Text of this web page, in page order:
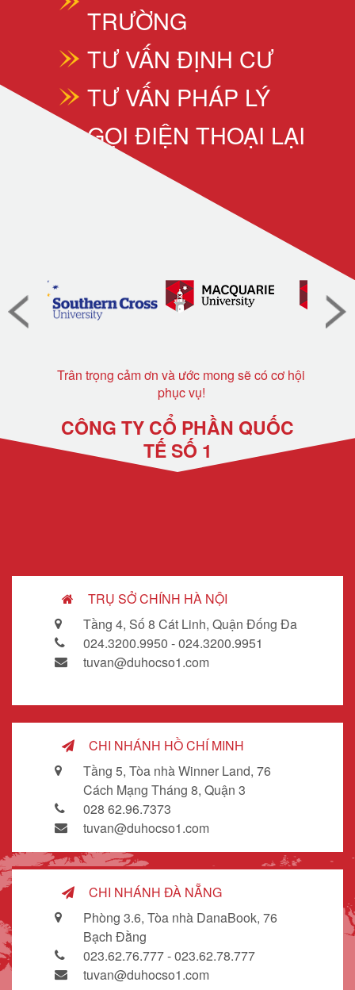
TRƯỜNG
TƯ VẤN ĐỊNH CƯ
TƯ VẤN PHÁP LÝ
GỌI ĐIỆN THOẠI LẠI
Trân trọng cảm ơn và ước mong sẽ có cơ hội
phục vụ!
CÔNG TY CỔ PHẦN QUỐC
TẾ SỐ 1
TRỤ SỞ CHÍNH HÀ NỘI
Tầng 4, Số 8 Cát Linh, Quận Đống Đa
024.3200.9950 - 024.3200.9951
tuvan@duhocso1.com
CHI NHÁNH HỒ CHÍ MINH
Tầng 5, Tòa nhà Winner Land, 76
Cách Mạng Tháng 8, Quận 3
028 62.96.7373
tuvan@duhocso1.com
CHI NHÁNH ĐÀ NẴNG
Phòng 3.6, Tòa nhà DanaBook, 76
Bạch Đằng
023.62.76.777 - 023.62.78.777
tuvan@duhocso1.com